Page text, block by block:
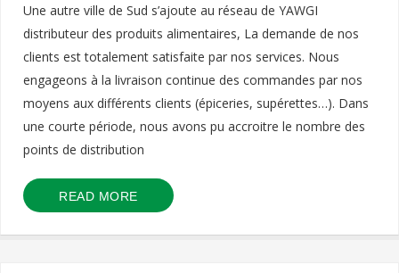
Une autre ville de Sud s’ajoute au réseau de YAWGI
distributeur des produits alimentaires, La demande de nos
clients est totalement satisfaite par nos services. Nous
engageons à la livraison continue des commandes par nos
moyens aux différents clients (épiceries, supérettes…). Dans
une courte période, nous avons pu accroitre le nombre des
points de distribution
READ MORE